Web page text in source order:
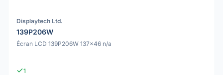
Displaytech Ltd.
139P206W
Écran LCD 139P206W 137x46 n/a
1